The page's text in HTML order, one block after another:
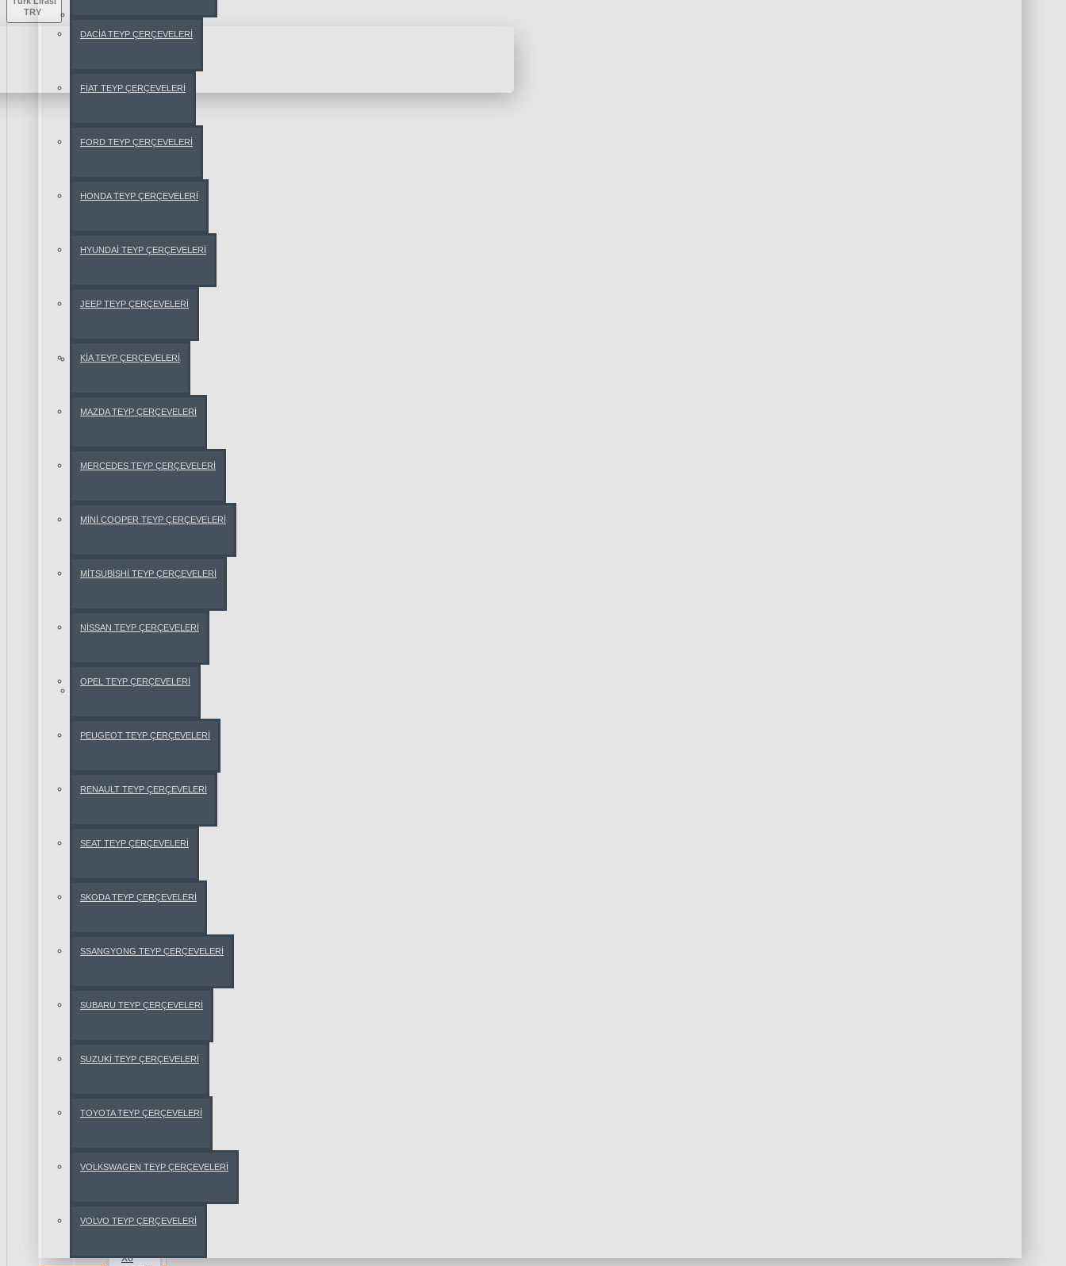
TRY
DACİA TEYP ÇERÇEVELERİ
FİAT TEYP ÇERÇEVELERİ
FORD TEYP ÇERÇEVELERİ
HONDA TEYP ÇERÇEVELERİ
HYUNDAİ TEYP ÇERÇEVELERİ
JEEP TEYP ÇERÇEVELERİ
KİA TEYP ÇERÇEVELERİ
MAZDA TEYP ÇERÇEVELERİ
MERCEDES TEYP ÇERÇEVELERİ
MİNİ COOPER TEYP ÇERÇEVELERİ
MİTSUBİSHİ TEYP ÇERÇEVELERİ
NİSSAN TEYP ÇERÇEVELERİ
OPEL TEYP ÇERÇEVELERİ
PEUGEOT TEYP ÇERÇEVELERİ
RENAULT TEYP ÇERÇEVELERİ
SEAT TEYP ÇERÇEVELERİ
SKODA TEYP ÇERÇEVELERİ
SSANGYONG TEYP ÇERÇEVELERİ
SUBARU TEYP ÇERÇEVELERİ
SUZUKİ TEYP ÇERÇEVELERİ
TOYOTA TEYP ÇERÇEVELERİ
VOLKSWAGEN TEYP ÇERÇEVELERİ
VOLVO TEYP ÇERÇEVELERİ
159
BRERA
AUDİ
AUDİ
BMW 1
X1
BMW
SERİSİ
BMW
X6